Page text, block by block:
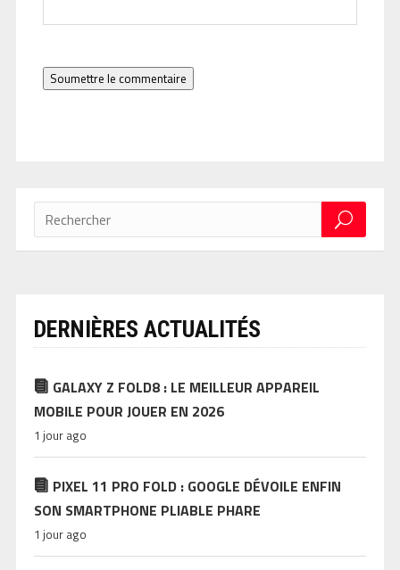
Soumettre le commentaire
DERNIÈRES ACTUALITÉS
GALAXY Z FOLD8 : LE MEILLEUR APPAREIL
MOBILE POUR JOUER EN 2026
1 jour ago
PIXEL 11 PRO FOLD : GOOGLE DÉVOILE ENFIN
SON SMARTPHONE PLIABLE PHARE
1 jour ago